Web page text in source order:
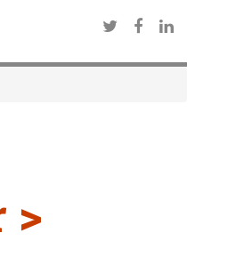
>